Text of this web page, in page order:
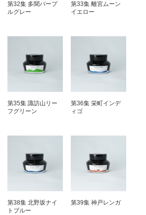
第32集 多聞パープ
ルグレー
第33集 離宮ムーン
イエロー
第35集 諏訪山リー
フグリーン
第36集 栄町インデ
ィゴ
第38集 北野坂ナイ
トブルー
第39集 神戸レンガ